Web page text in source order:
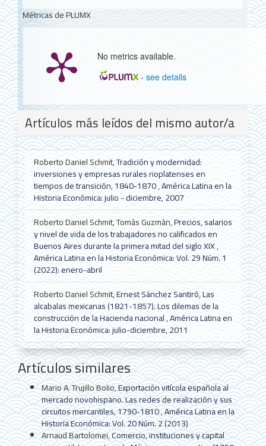
Métricas de PLUMX
No metrics available.
-see details
Detalles
del
artículo
Artículos más leídos del mismo autor/a
Roberto Daniel Schmit,Tradición y modernidad:
inversiones y empresas rurales rioplatenses en
tiempos de transición, 1840-1870,América Latina en la
Historia Económica: julio - diciembre, 2007
Roberto Daniel Schmit, Tomás Guzmán,Precios, salarios
y nivel de vida de los trabajadores no calificados en
Buenos Aires durante la primera mitad del siglo XIX,
América Latina en la Historia Económica: Vol. 29 Núm. 1
(2022): enero-abril
Roberto Daniel Schmit,Ernest Sánchez Santiró, Las
alcabalas mexicanas (1821-1857). Los dilemas de la
construcción de la Hacienda nacional,América Latina en
la Historia Económica: julio-diciembre, 2011
Artículos similares
Mario A. Trujillo Bolio,Exportación vitícola española al
mercado novohispano. Las redes de realización y sus
circuitos mercantiles, 1790-1810,América Latina en la
Historia Económica: Vol. 20 Núm. 2 (2013)
Arnaud Bartolomei,Comercio, instituciones y capital